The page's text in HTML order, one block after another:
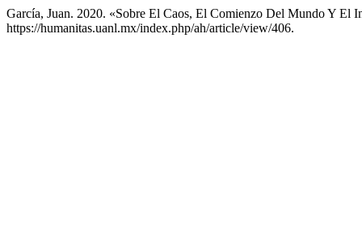
García, Juan. 2020. «Sobre El Caos, El Comienzo Del Mundo Y El
https://humanitas.uanl.mx/index.php/ah/article/view/406.